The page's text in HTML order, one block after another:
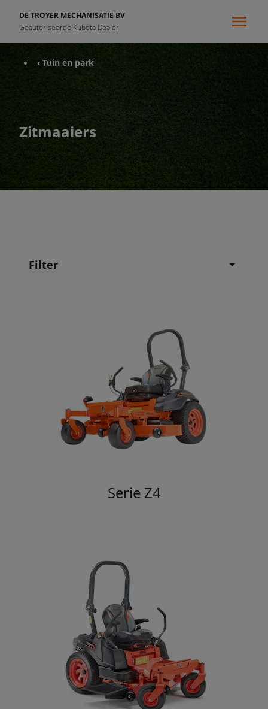
DE TROYER MECHANISATIE BV
Geautoriseerde Kubota Dealer
‹ Tuin en park
Zitmaaiers
Filter
Serie Z4